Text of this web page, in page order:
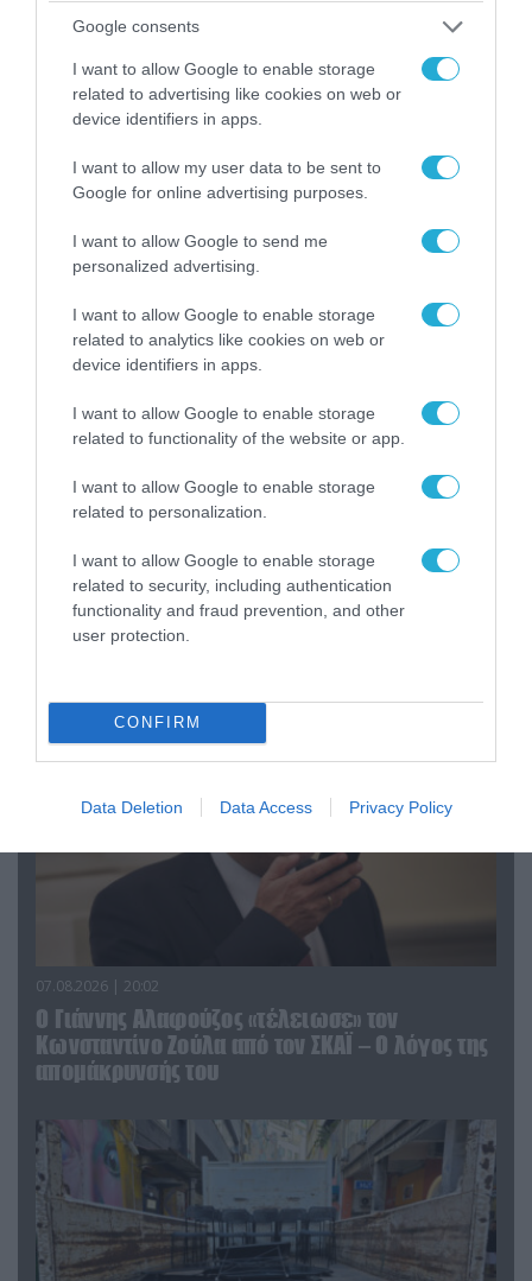
Google consents
I want to allow Google to enable storage
related to advertising like cookies on web or
device identifiers in apps.
I want to allow my user data to be sent to
Google for online advertising purposes.
I want to allow Google to send me
personalized advertising.
I want to allow Google to enable storage
related to analytics like cookies on web or
device identifiers in apps.
I want to allow Google to enable storage
related to functionality of the website or app.
I want to allow Google to enable storage
related to personalization.
I want to allow Google to enable storage
related to security, including authentication
functionality and fraud prevention, and other
user protection.
CONFIRM
Data Deletion Data Access Privacy Policy
09.08.2026 | 17:02
έχει συνέχεια και συνέπεια»
08.08.2026 | 09:02
«Η απόλυτη τραγωδία»: Η «αιχμηρή» ανάρτηση
του Αρκά για τα τατουάζ (φωτο)
07.08.2026 | 20:02
Ο Γιάννης Αλαφούζος «τέλειωσε» τον
Κωνσταντίνο Ζούλα από τον ΣΚΑΪ – Ο λόγος της
απομάκρυνσής του